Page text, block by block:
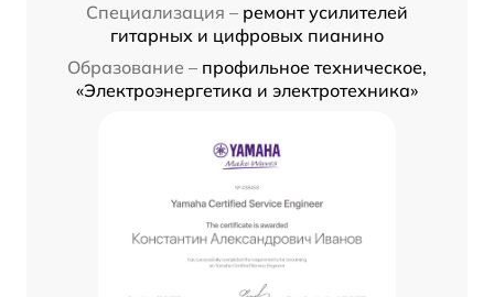
Специализация – ремонт усилителей
гитарных и цифровых пианино
Образование – профильное техническое,
«Электроэнергетика и электротехника»